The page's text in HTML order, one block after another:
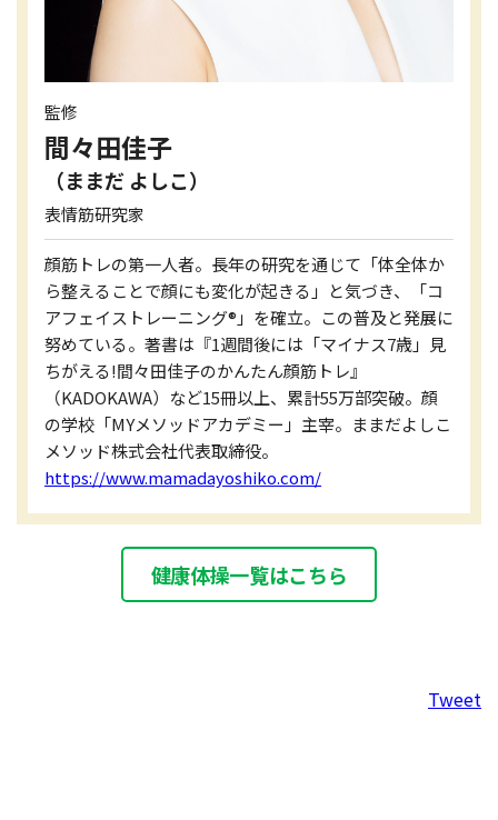
監修
間々田佳子
（ままだ よしこ）
表情筋研究家
顔筋トレの第一人者。長年の研究を通じて「体全体か
ら整えることで顔にも変化が起きる」と気づき、「コ
アフェイストレーニング®」を確立。この普及と発展に
努めている。著書は『1週間後には「マイナス7歳」見
ちがえる!間々田佳子のかんたん顔筋トレ』
（KADOKAWA）など15冊以上、累計55万部突破。顔
の学校「MYメソッドアカデミー」主宰。ままだよしこ
メソッド株式会社代表取締役。
https://www.mamadayoshiko.com/
健康体操一覧はこちら
Tweet